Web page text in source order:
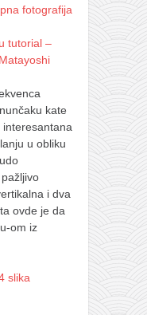
fotografija
tutorial –
kate
interesantana
u obliku
i dva
ovde je da
om iz
slika